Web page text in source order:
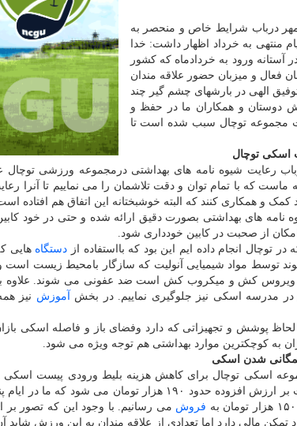
مهر درباب شرایط خاص و منحصر به
منتهی به خرداد اظهار داشت: خدا
ورود به خردادماه که کشور
فعال و میزبان حضور علاقه مندان
الهی در بارشهای چشم گیر چند
دوستان و همکاران ما در حفظ و
مجموعه توچال سبب شده است تا
اسکی توچال
رعایت شیوه نامه های بهداشتی درمجموعه ورزشی توچال
که با تمام توان و دقت تلاشمان را می نماییم تا آنرا
و همکاری کنند که البته خوشبختانه این اتفاق هم افتاده
نامه های بهداشتی بصورت دقیق ارائه شده و حتی در خود
از صحبت در کابین خودداری شود.
توچال انجام داده ایم این بود که بااستفاده از دستگاه هایی
ویروس کش و میکروب کش است ضد عفونی می شوند. علاوه
مدرسه اسکی نیز جلوگیری نماییم. در بخش آموزش نیز
پوشش و تجهیزاتی که دارد وفضای باز و فاصله اسکی
به کوچکترین موارد بهداشتی هم توجه ویژه می شود.
شدن اسکی
اسکی توچال برای کاهش هزینه بلیط ورودی پیست اسکی
فروش می رسانیم. با وجود این که تصور
مالی دارد اما تعدادی از علاقه مندان به این ورزش شاید